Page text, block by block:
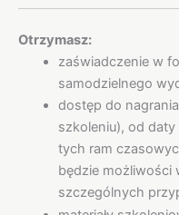
Otrzymasz:
zaświadczenie w
samodzielnego
dostęp do
szkoleniu), od
tych ram
będzie możliwości
szczególnych